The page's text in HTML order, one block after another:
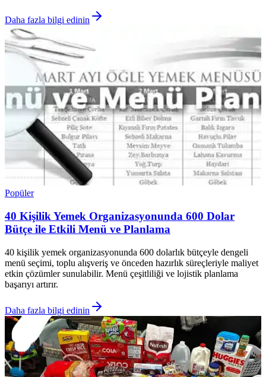
Daha fazla bilgi edinin
Popüler
40 Kişilik Yemek Organizasyonunda 600 Dolar
Bütçe ile Etkili Menü ve Planlama
40 kişilik yemek organizasyonunda 600 dolarlık bütçeyle dengeli
menü seçimi, toplu alışveriş ve önceden hazırlık süreçleriyle maliyet
etkin çözümler sunulabilir. Menü çeşitliliği ve lojistik planlama
başarıyı artırır.
Daha fazla bilgi edinin